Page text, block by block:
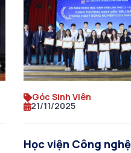
Góc Sinh Viên
21/11/2025
Học viện Công